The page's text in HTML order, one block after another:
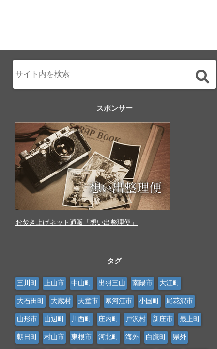
スポンサー
お焚き上げネット通販「想い出整理便」
タグ
三川町 上山市 中山町 出羽三山 南陽市 大江町
大石田町 大蔵村 天童市 寒河江市 小国町 尾花沢市
山形市 山辺町 川西町 庄内町 戸沢村 新庄市 最上町
朝日町 村山市 東根市 河北町 海外 白鷹町 県外